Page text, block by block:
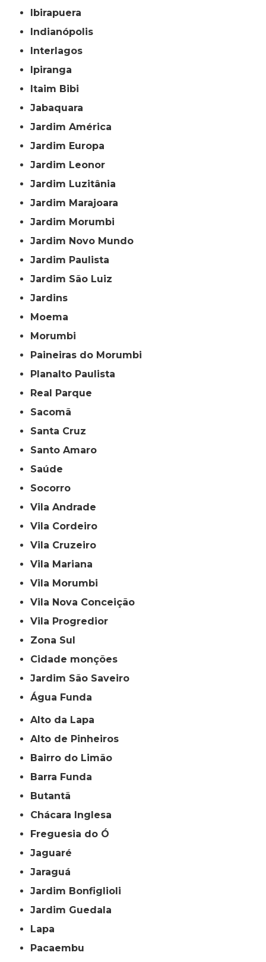
Ibirapuera
Indianópolis
Interlagos
Ipiranga
Itaim Bibi
Jabaquara
Jardim América
Jardim Europa
Jardim Leonor
Jardim Luzitânia
Jardim Marajoara
Jardim Morumbi
Jardim Novo Mundo
Jardim Paulista
Jardim São Luiz
Jardins
Moema
Morumbi
Paineiras do Morumbi
Planalto Paulista
Real Parque
Sacomã
Santa Cruz
Santo Amaro
Saúde
Socorro
Vila Andrade
Vila Cordeiro
Vila Cruzeiro
Vila Mariana
Vila Morumbi
Vila Nova Conceição
Vila Progredior
Zona Sul
cidade monções
jardim São Saveiro
Água Funda
Alto da Lapa
Alto de Pinheiros
Bairro do Limão
Barra Funda
Butantã
Chácara Inglesa
Freguesia do Ó
Jaguaré
Jaraguá
Jardim Bonfiglioli
Jardim Guedala
Lapa
Pacaembu